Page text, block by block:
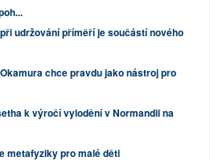
udržování příměří je součástí nového
chce pravdu jako nástroj pro
k výročí vylodění v Normandii na
metafyziky pro malé děti